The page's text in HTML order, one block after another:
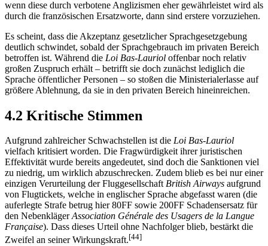
wenn diese durch verbotene Anglizismen eher gewährleistet wird als
durch die französischen Ersatzworte, dann sind erstere vorzuziehen.
Es scheint, dass die Akzeptanz gesetzlicher Sprachgesetzgebung
deutlich schwindet, sobald der Sprachgebrauch im privaten Bereich
betroffen ist. Während die Loi Bas-Lauriol offenbar noch relativ
großen Zuspruch erhält – betrifft sie doch zunächst lediglich die
Sprache öffentlicher Personen – so stoßen die Ministerialerlasse auf
größere Ablehnung, da sie in den privaten Bereich hineinreichen.
4.2 Kritische Stimmen
Aufgrund zahlreicher Schwachstellen ist die Loi Bas-Lauriol
vielfach kritisiert worden. Die Fragwürdigkeit ihrer juristischen
Effektivität wurde bereits angedeutet, sind doch die Sanktionen viel
zu niedrig, um wirklich abzuschrecken. Zudem blieb es bei nur einer
einzigen Verurteilung der FluggesellschaftBritish Airways aufgrund
von Flugtickets, welche in englischer Sprache abgefasst waren (die
auferlegte Strafe betrug hier 80FF sowie 200FF Schadensersatz für
den NebenklägerAssociation Générale des Usagers de la Langue
Française). Dass dieses Urteil ohne Nachfolger blieb, bestärkt die
Zweifel an seiner Wirkungskraft.[44]